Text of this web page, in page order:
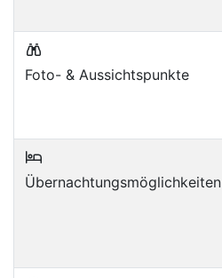
Foto- & Aussichtspunkte
Übernachtungsmöglichkeiten